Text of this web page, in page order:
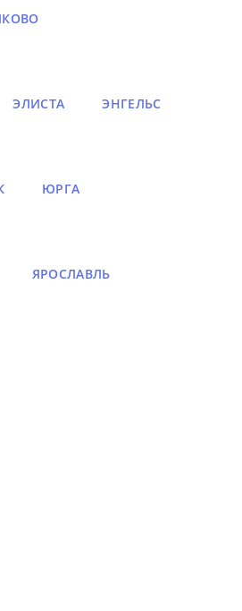
ЭЛИСТА ЭНГЕЛЬС
ЮРГА
ЯРОСЛАВЛЬ